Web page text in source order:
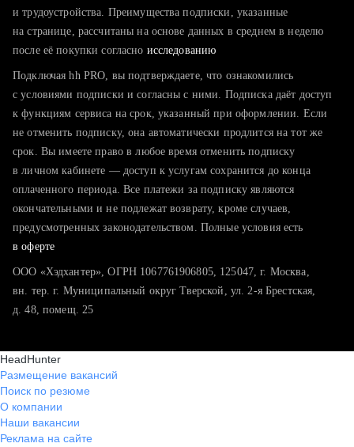
тратите много времени на поиск и вручную поднимаете
хотите сравнить себя с конкурентами и оценить шансы
и трудоустройства. Преимущества подписки, указанные
на странице, рассчитаны на основе данных в среднем в неделю
после её покупки согласно исследованию
Подключая hh PRO, вы подтверждаете, что ознакомились
с условиями подписки и согласны с ними. Подписка даёт доступ
к функциям сервиса на срок, указанный при оформлении. Если
не отменить подписку, она автоматически продлится на тот же
срок. Вы имеете право в любое время отменить подписку
в личном кабинете — доступ к услугам сохранится до конца
оплаченного периода. Все платежи за подписку являются
окончательными и не подлежат возврату, кроме случаев,
предусмотренных законодательством. Полные условия есть
в оферте
ООО «Хэдхантер», ОГРН 1067761906805, 125047, г. Москва,
вн. тер. г. Муниципальный округ Тверской, ул. 2-я Брестская,
д. 48, помещ. 25
HeadHunter
Размещение вакансий
Поиск по резюме
О компании
Наши вакансии
Реклама на сайте